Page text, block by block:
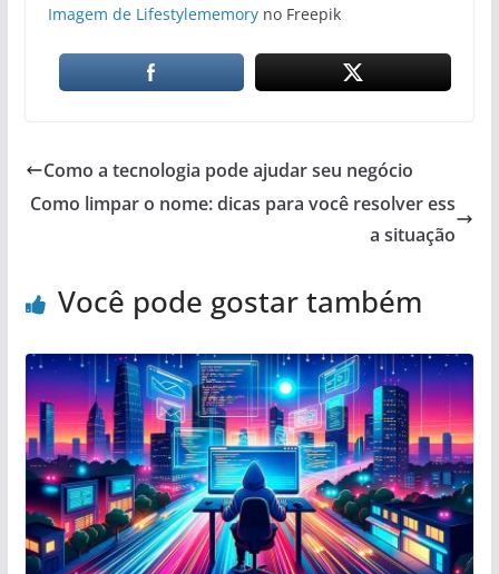
Imagem de Lifestylememoryno Freepik
Como a tecnologia pode ajudar seu negócio
Como limpar o nome: dicas para você resolver ess
a situação
Você pode gostar também